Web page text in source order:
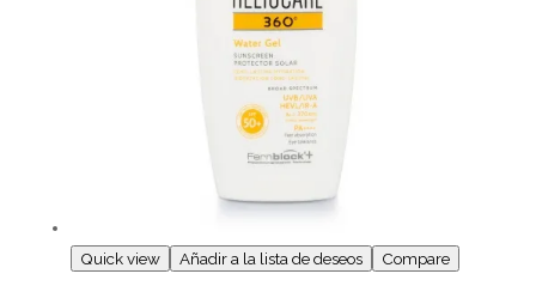
Quick view Añadir a la lista de deseos Compare